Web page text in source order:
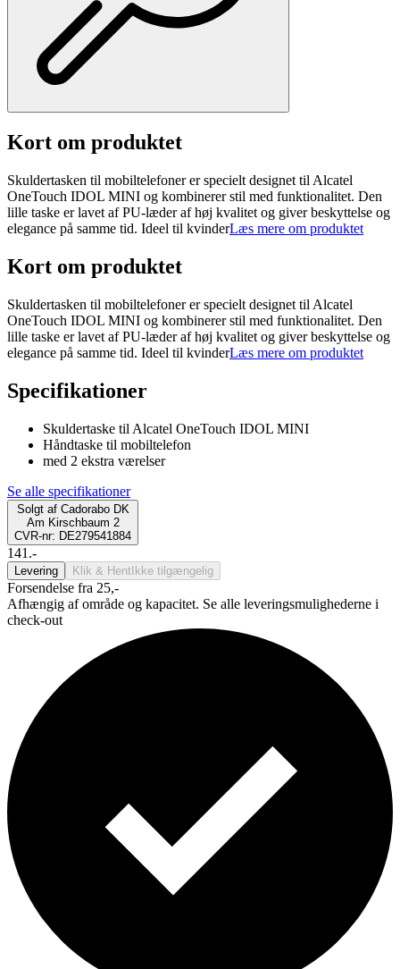
Kort om produktet
Skuldertasken til mobiltelefoner er specielt designet til Alcatel
OneTouch IDOL MINI og kombinerer stil med funktionalitet. Den
lille taske er lavet af PU-læder af høj kvalitet og giver beskyttelse og
elegance på samme tid. Ideel til kvinderLæs mere om produktet
Kort om produktet
Skuldertasken til mobiltelefoner er specielt designet til Alcatel
OneTouch IDOL MINI og kombinerer stil med funktionalitet. Den
lille taske er lavet af PU-læder af høj kvalitet og giver beskyttelse og
elegance på samme tid. Ideel til kvinderLæs mere om produktet
Specifikationer
Skuldertaske til Alcatel OneTouch IDOL MINI
Håndtaske til mobiltelefon
med 2 ekstra værelser
Se alle specifikationer
Solgt af Cadorabo DK
Am Kirschbaum 2
CVR-nr: DE279541884
141.-
Levering Klik & Hent Ikke tilgængelig
Forsendelse fra 25,-
Afhængig af område og kapacitet. Se alle leveringsmulighederne i
check-out